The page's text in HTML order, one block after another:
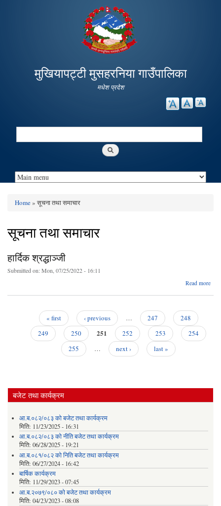
main
content
मुखियापट्टी मुसहरनिया गाउँपालिका
मधेश प्रदेश
Search
You are here
Home» सूचना तथा समाचार
सूचना तथा समाचार
हार्दिक श्रद्धाञ्जी
Submitted on:Mon, 07/25/2022 - 16:11
Read more
« first ‹ previous … 247
248
249
250 251 252 253
254
255
… next › last »
बजेट तथा कार्यक्रम
आ.ब.०८२/०८३ को बजेट तथा कार्यक्रम
मिति: 11/23/2025 - 16:31
आ.ब.०८२/०८३ को नीति बजेट तथा कार्यक्रम
मिति: 06/28/2025 - 19:21
आ.ब.०८१/०८२ को निति बजेट तथा कार्यक्रम
मिति: 06/27/2024 - 16:42
बार्षिक कार्यक्रम
मिति: 11/29/2023 - 07:45
आ.ब.२०७९/०८० को बजेट तथा कार्यक्रम
मिति: 04/23/2023 - 08:08